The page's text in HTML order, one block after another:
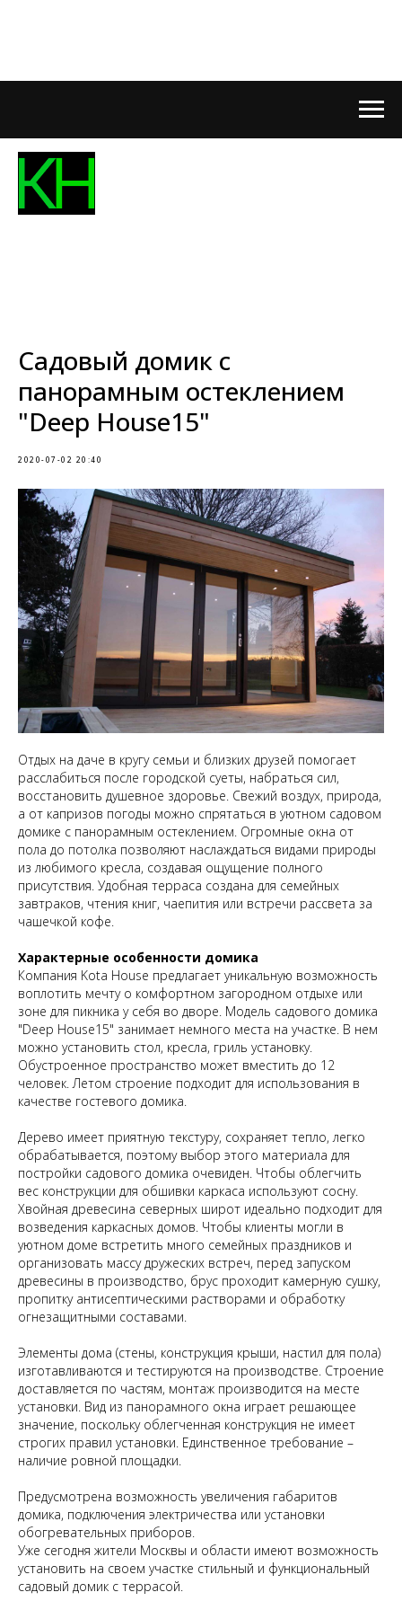
Садовый домик с
панорамным остеклением
"Deep House15"
2020-07-02 20:40
Отдых на даче в кругу семьи и близких друзей помогает
расслабиться после городской суеты, набраться сил,
восстановить душевное здоровье. Свежий воздух, природа,
а от капризов погоды можно спрятаться в уютном садовом
домике с панорамным остеклением. Огромные окна от
пола до потолка позволяют наслаждаться видами природы
из любимого кресла, создавая ощущение полного
присутствия. Удобная терраса создана для семейных
завтраков, чтения книг, чаепития или встречи рассвета за
чашечкой кофе.
Характерные особенности домика
Компания Kota House предлагает уникальную возможность
воплотить мечту о комфортном загородном отдыхе или
зоне для пикника у себя во дворе. Модель садового домика
"Deep House15" занимает немного места на участке. В нем
можно установить стол, кресла, гриль установку.
Обустроенное пространство может вместить до 12
человек. Летом строение подходит для использования в
качестве гостевого домика.
Дерево имеет приятную текстуру, сохраняет тепло, легко
обрабатывается, поэтому выбор этого материала для
постройки садового домика очевиден. Чтобы облегчить
вес конструкции для обшивки каркаса используют сосну.
Хвойная древесина северных широт идеально подходит для
возведения каркасных домов. Чтобы клиенты могли в
уютном доме встретить много семейных праздников и
организовать массу дружеских встреч, перед запуском
древесины в производство, брус проходит камерную сушку,
пропитку антисептическими растворами и обработку
огнезащитными составами.
Элементы дома (стены, конструкция крыши, настил для пола)
изготавливаются и тестируются на производстве. Строение
доставляется по частям, монтаж производится на месте
установки. Вид из панорамного окна играет решающее
значение, поскольку облегченная конструкция не имеет
строгих правил установки. Единственное требование –
наличие ровной площадки.
Предусмотрена возможность увеличения габаритов
домика, подключения электричества или установки
обогревательных приборов.
Уже сегодня жители Москвы и области имеют возможность
установить на своем участке стильный и функциональный
садовый домик с террасой.